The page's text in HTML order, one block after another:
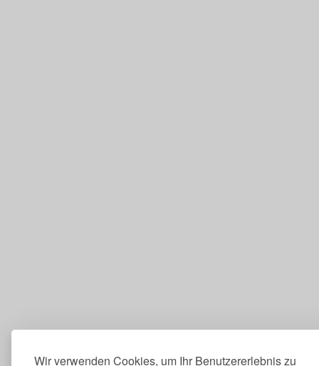
Wir verwenden Cookies, um Ihr Benutzererlebnis zu